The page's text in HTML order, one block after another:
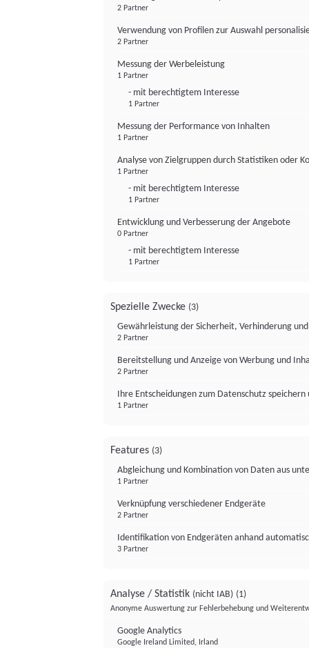
2 Partner
Verwendung von Profilen zur Auswahl
2 Partner
Messung der Werbeleistung
1 Partner
- mit berechtigtem Interesse
1 Partner
Messung der Performance von Inhalten
1 Partner
Analyse von Zielgruppen durch Statistiken oder
1 Partner
- mit berechtigtem Interesse
1 Partner
Entwicklung und Verbesserung der Angebote
0 Partner
- mit berechtigtem Interesse
1 Partner
Spezielle Zwecke (3)
Gewährleistung der Sicherheit, Verhinderung
2 Partner
Bereitstellung und Anzeige von Werbung und
2 Partner
Ihre Entscheidungen zum Datenschutz
1 Partner
Features (3)
Abgleichung und Kombination von Daten aus
1 Partner
Verknüpfung verschiedener Endgeräte
2 Partner
Identifikation von Endgeräten anhand
3 Partner
Analyse / Statistik (nicht IAB) (1)
Anonyme Auswertung zur Fehlerbehebung und
Google Analytics
Google Ireland Limited, Irland